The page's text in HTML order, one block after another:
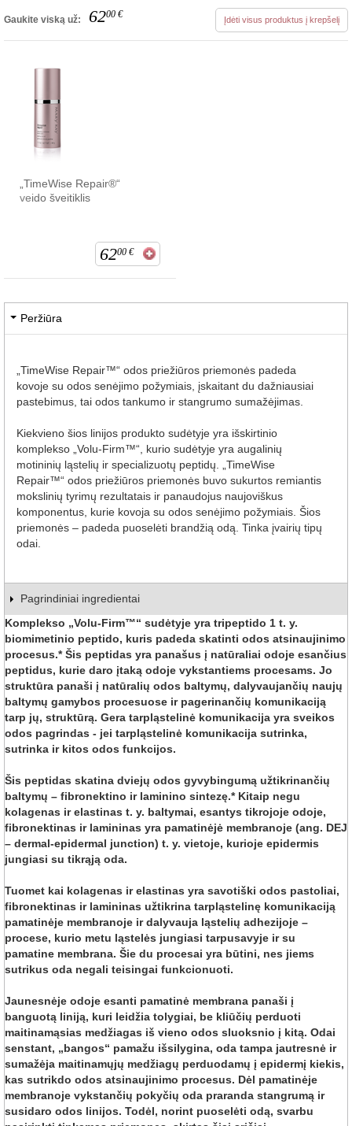
Gaukite viską už: 6200 € Įdėti visus produktus į krepšelį
„TimeWise Repair®“
veido šveitiklis
6200 €
Peržiūra
„TimeWise Repair™“ odos priežiūros priemonės padeda
kovoje su odos senėjimo požymiais, įskaitant du dažniausiai
pastebimus, tai odos tankumo ir stangrumo sumažėjimas.
Kiekvieno šios linijos produkto sudėtyje yra išskirtinio
komplekso „Volu-Firm™“, kurio sudėtyje yra augalinių
motininių ląstelių ir specializuotų peptidų. „TimeWise
Repair™“ odos priežiūros priemonės buvo sukurtos remiantis
mokslinių tyrimų rezultatais ir panaudojus naujoviškus
komponentus, kurie kovoja su odos senėjimo požymiais. Šios
priemonės – padeda puoselėti brandžią odą. Tinka įvairių tipų
odai.
Pagrindiniai ingredientai
Komplekso „Volu-Firm™“ sudėtyje yra tripeptido 1 t. y.
biomimetinio peptido, kuris padeda skatinti odos atsinaujinimo
procesus.* Šis peptidas yra panašus į natūraliai odoje esančius
peptidus, kurie daro įtaką odoje vykstantiems procesams. Jo
struktūra panaši į natūralių odos baltymų, dalyvaujančių naujų
baltymų gamybos procesuose ir pagerinančių komunikaciją
tarp jų, struktūrą. Gera tarpląstelinė komunikacija yra sveikos
odos pagrindas - jei tarpląstelinė komunikacija sutrinka,
sutrinka ir kitos odos funkcijos.
Šis peptidas skatina dviejų odos gyvybingumą užtikrinančių
baltymų – fibronektino ir laminino sintezę.* Kitaip negu
kolagenas ir elastinas t. y. baltymai, esantys tikrojoje odoje,
fibronektinas ir lamininas yra pamatinėjė membranoje (ang. DEJ
– dermal-epidermal junction) t. y. vietoje, kurioje epidermis
jungiasi su tikrąją oda.
Tuomet kai kolagenas ir elastinas yra savotiški odos pastoliai,
fibronektinas ir lamininas užtikrina tarpląstelinę komunikaciją
pamatinėje membranoje ir dalyvauja ląstelių adhezijoje –
procese, kurio metu ląstelės jungiasi tarpusavyje ir su
pamatine membrana. Šie du procesai yra būtini, nes jiems
sutrikus oda negali teisingai funkcionuoti.
Jaunesnėje odoje esanti pamatinė membrana panaši į
banguotą liniją, kuri leidžia tolygiai, be kliūčių perduoti
maitinamąsias medžiagas iš vieno odos sluoksnio į kitą. Odai
senstant, „bangos“ pamažu išsilygina, oda tampa jautresnė ir
sumažėja maitinamųjų medžiagų perduodamų į epidermį kiekis,
kas sutrikdo odos atsinaujinimo procesus. Dėl pamatinėje
membranoje vykstančių pokyčių oda praranda stangrumą ir
susidaro odos linijos. Todėl, norint puoselėti odą, svarbu